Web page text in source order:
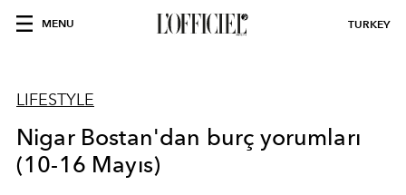
MENU TURKEY
LIFESTYLE
Nigar Bostan'dan burç yorumları
(10-16 Mayıs)